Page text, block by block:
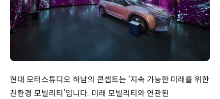
현대 모터스튜디오 하남의 콘셉트는 ‘지속 가능한 미래를 위한
친환경 모빌리티’입니다. 미래 모빌리티와 연관된